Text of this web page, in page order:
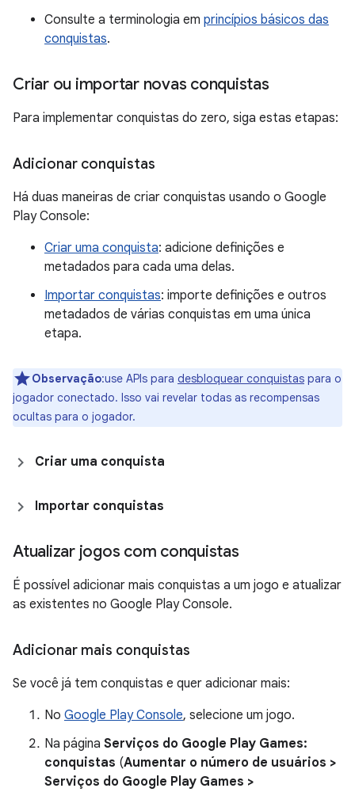
Consulte a terminologia em princípios básicos das
conquistas.
Criar ou importar novas conquistas
Para implementar conquistas do zero, siga estas etapas:
Adicionar conquistas
Há duas maneiras de criar conquistas usando o Google
Play Console:
Criar uma conquista: adicione definições e
metadados para cada uma delas.
Importar conquistas: importe definições e outros
metadados de várias conquistas em uma única
etapa.
Observação:use APIs para desbloquear conquistas para o
jogador conectado. Isso vai revelar todas as recompensas
ocultas para o jogador.
Criar uma conquista
Importar conquistas
Atualizar jogos com conquistas
É possível adicionar mais conquistas a um jogo e atualizar
as existentes no Google Play Console.
Adicionar mais conquistas
Se você já tem conquistas e quer adicionar mais:
No Google Play Console, selecione um jogo.
Na página Serviços do Google Play Games:
conquistas (Aumentar o número de usuários >
Serviços do Google Play Games >